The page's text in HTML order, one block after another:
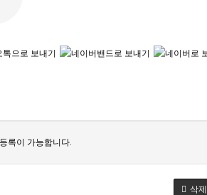
록이 가능합니다.
삭제